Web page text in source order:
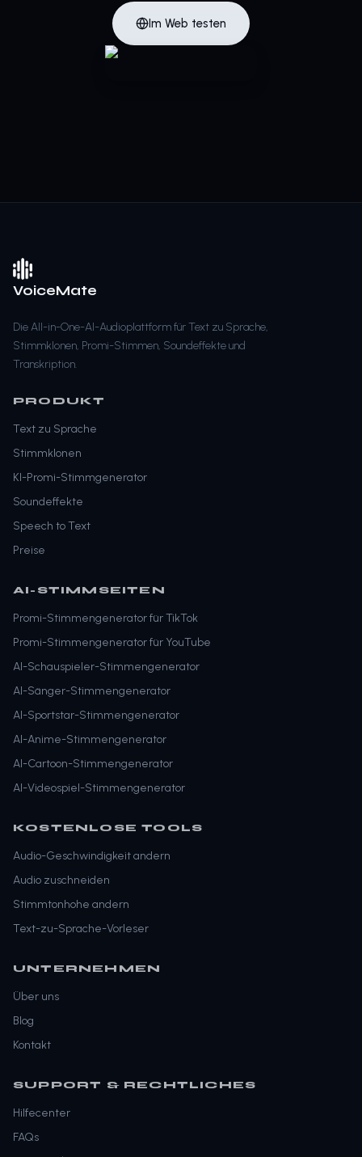
Im Web testen
VoiceMate
Die All-in-One-AI-Audioplattform für Text zu Sprache,
Stimmklonen, Promi-Stimmen, Soundeffekte und
Transkription.
PRODUKT
Text zu Sprache
Stimmklonen
KI-Promi-Stimmgenerator
Soundeffekte
Speech to Text
Preise
AI-STIMMSEITEN
Promi-Stimmengenerator für TikTok
Promi-Stimmengenerator für YouTube
AI-Schauspieler-Stimmengenerator
AI-Sänger-Stimmengenerator
AI-Sportstar-Stimmengenerator
AI-Anime-Stimmengenerator
AI-Cartoon-Stimmengenerator
AI-Videospiel-Stimmengenerator
KOSTENLOSE TOOLS
Audio-Geschwindigkeit andern
Audio zuschneiden
Stimmtonhohe andern
Text-zu-Sprache-Vorleser
UNTERNEHMEN
Über uns
Blog
Kontakt
SUPPORT & RECHTLICHES
Hilfecenter
FAQs